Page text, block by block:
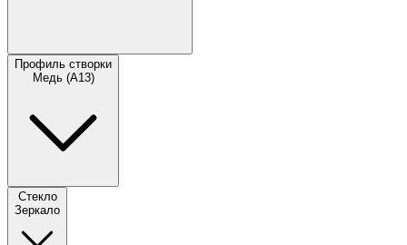
Профиль створки
Медь (А13)
Стекло
Зеркало